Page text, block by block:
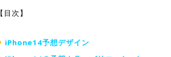
【目次】
iPhone14予想デザイン